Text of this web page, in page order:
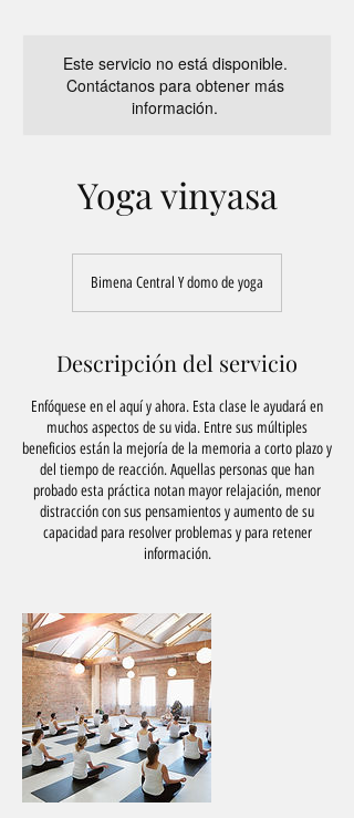
Este servicio no está disponible.
Contáctanos para obtener más
información.
Yoga vinyasa
Bimena Central Y domo de yoga
Descripción del servicio
Enfóquese en el aquí y ahora. Esta clase le ayudará en
muchos aspectos de su vida. Entre sus múltiples
beneficios están la mejoría de la memoria a corto plazo y
del tiempo de reacción. Aquellas personas que han
probado esta práctica notan mayor relajación, menor
distracción con sus pensamientos y aumento de su
capacidad para resolver problemas y para retener
información.